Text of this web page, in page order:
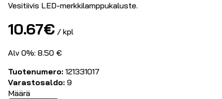
Vesitiivis LED-merkkilamppukaluste.
10.67€ / kpl
Alv 0%: 8.50 €
Tuotenumero: 121331017
Varastosaldo: 9
Määrä